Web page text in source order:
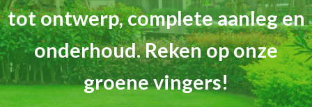
tot ontwerp, complete aanleg en
onderhoud. Reken op onze
groene vingers!